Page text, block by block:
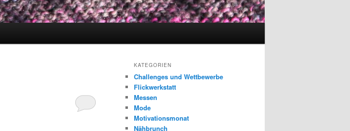
KATEGORIEN
Challenges und Wettbewerbe
Flickwerkstatt
Messen
Mode
Motivationsmonat
Nähbrunch